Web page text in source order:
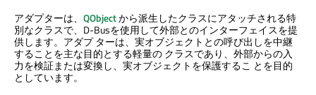
アダプターは、 QObjectから派生したクラスにアタッチされる特
別なクラスで、D-Busを使用して外部とのインターフェイスを提
供します。アダプ ターは、実オブジェクトとの呼び出しを中継
することを主な目的とする軽量の クラスであり、外部からの入
力を検証または変換し、実オブジェクトを保護するこ とを目的
としています。